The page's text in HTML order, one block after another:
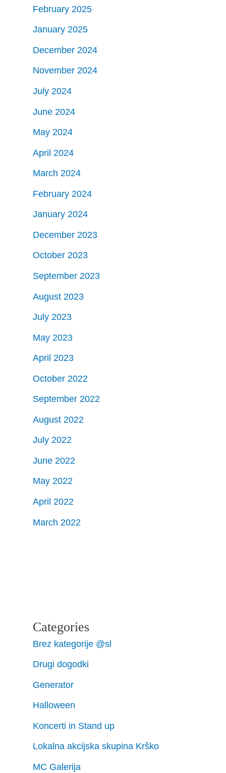
February 2025
January 2025
December 2024
November 2024
July 2024
June 2024
May 2024
April 2024
March 2024
February 2024
January 2024
December 2023
October 2023
September 2023
August 2023
July 2023
May 2023
April 2023
October 2022
September 2022
August 2022
July 2022
June 2022
May 2022
April 2022
March 2022
Categories
Brez kategorije @sl
Drugi dogodki
Generator
Halloween
Koncerti in Stand up
Lokalna akcijska skupina Krško
MC Galerija